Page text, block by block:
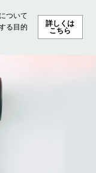
ついて
る目的
詳しくは
こちら
ファッション ビューテ